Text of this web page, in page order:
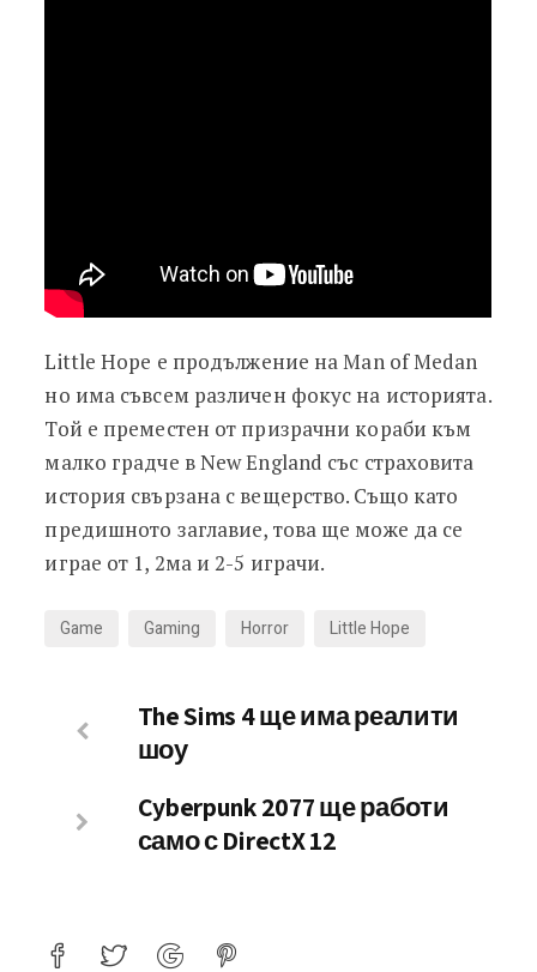
Little Hope е продължение на Man of Medan
но има съвсем различен фокус на историята.
Той е преместен от призрачни кораби към
малко градче в New England със страховита
история свързана с вещерство. Също като
предишното заглавие, това ще може да се
играе от 1, 2ма и 2-5 играчи.
Game Gaming Horror Little Hope
The Sims 4 ще има реалити
шоу
Cyberpunk 2077 ще работи
само с DirectX 12